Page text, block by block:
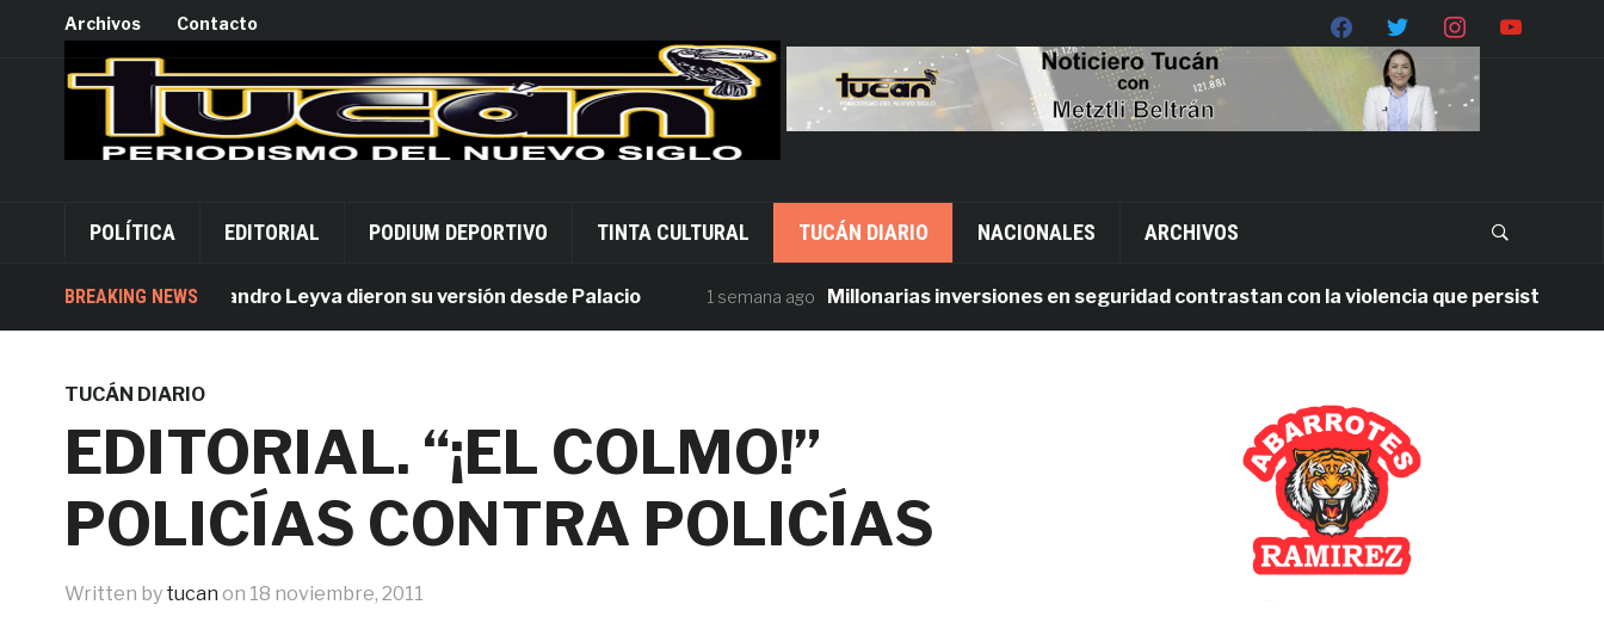
Archivos Contacto
POLÍTICA EDITORIAL PODIUM DEPORTIVO TINTA CULTURAL TUCÁN DIARIO NACIONALES ARCHIVOS
BREAKING NEWS
por Alejandro Leyva dieron su versión desde Palacio 1 semana ago Millonarias inversiones en seguridad contrastan con la violencia que persiste en Oaxaca
TUCÁN DIARIO
EDITORIAL. “¡EL COLMO!”
POLICÍAS CONTRA POLICÍAS
Written by tucan on 18 noviembre, 2011